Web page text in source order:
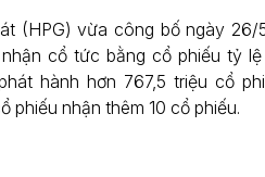
(HPG) vừa công bố ngày 26/
cổ tức bằng cổ phiếu tỷ
hành hơn 767,5 triệu cổ
phiếu nhận thêm 10 cổ phiếu.